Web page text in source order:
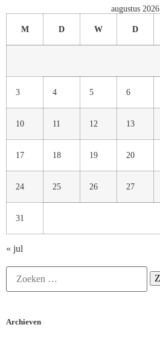
augustus 2026
M D W D
3 4 5 6
10 11 12 13
17 18 19 20
24 25 26 27
31
« jul
Archieven